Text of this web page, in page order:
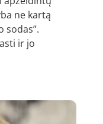
ne kartą
sodas”.
ir jo